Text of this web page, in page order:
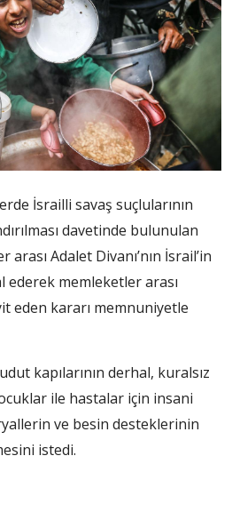
İsrailli savaş suçlularının
davetinde bulunulan
Adalet Divanı’nın İsrail’in
ederek memleketler arası
eden kararı memnuniyetle
kapılarının derhal, kuralsız
ile hastalar için insani
ve besin desteklerinin
istedi.